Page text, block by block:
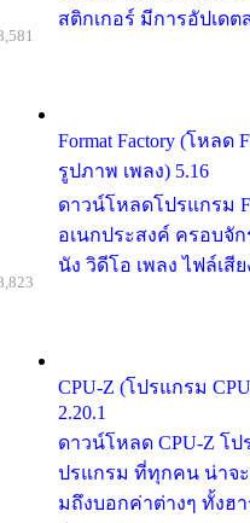
สติกเกอร์ มีการอัปเดต
Format Factory (โหลด
รูปภาพ เพลง) 5.16
ดาวน์โหลดโปรแกรม
อเนกประสงค์ ครอบจั
นัง วิดีโอ เพลง ไฟล์เสี
CPU-Z (โปรแกรม
2.20.1
ดาวน์โหลด CPU-Z โ
ปรแกรม ที่ทุกคน น่าจะ
มถึงบอกค่าต่างๆ ทั้งฮ